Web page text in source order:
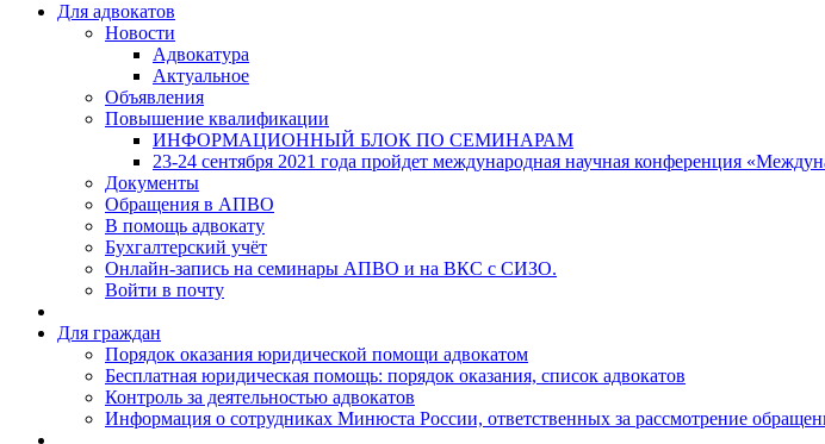
Для адвокатов
Новости
Адвокатура
Актуальное
Объявления
Повышение квалификации
ИНФОРМАЦИОННЫЙ БЛОК ПО СЕМИНАРАМ
23-24 сентября 2021 года пройдет международная научная конференция
Документы
Обращения в АПВО
В помощь адвокату
Бухгалтерский учёт
Онлайн-запись на семинары АПВО и на ВКС с СИЗО.
Войти в почту
Для граждан
Порядок оказания юридической помощи адвокатом
Бесплатная юридическая помощь: порядок оказания, список адвокатов
Контроль за деятельностью адвокатов
Информация о сотрудниках Минюста России, ответственных за рассмотрение